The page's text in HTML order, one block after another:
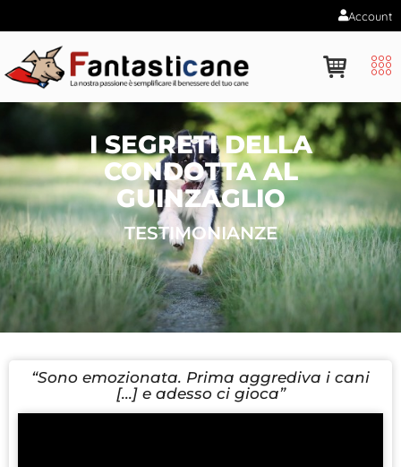
Account
I SEGRETI DELLA
CONDOTTA AL
GUINZAGLIO
TESTIMONIANZE
“Sono emozionata. Prima aggrediva i cani
[...] e adesso ci gioca”